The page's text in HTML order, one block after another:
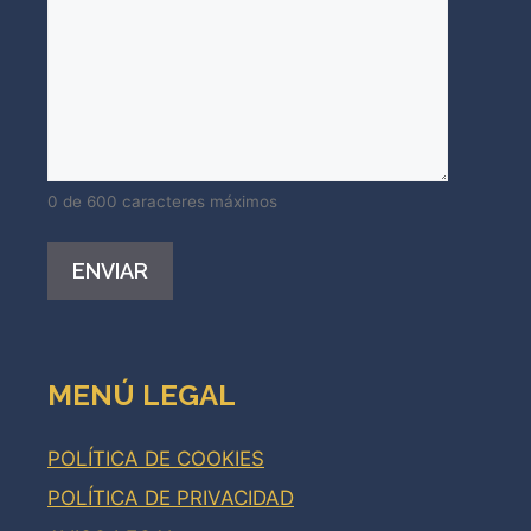
0 de 600 caracteres máximos
MENÚ LEGAL
POLÍTICA DE COOKIES
POLÍTICA DE PRIVACIDAD